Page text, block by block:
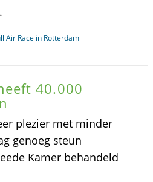
Air Race in Rotterdam
40.000
plezier met minder
genoeg steun
Kamer behandeld